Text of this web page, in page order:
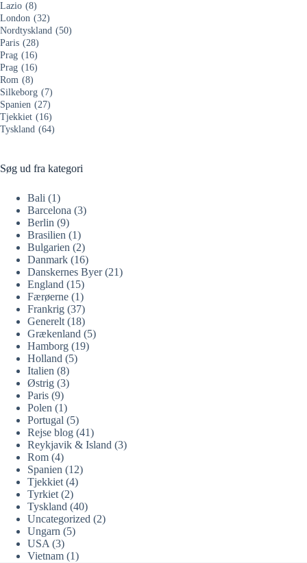
Lazio (8)
London (32)
Nordtyskland (50)
Paris (28)
Prag (16)
Prag (16)
Rom (8)
Silkeborg (7)
Spanien (27)
Tjekkiet (16)
Tyskland (64)
Søg ud fra kategori
Bali (1)
Barcelona (3)
Berlin (9)
Brasilien (1)
Bulgarien (2)
Danmark (16)
Danskernes Byer(21)
England (15)
Færøerne (1)
Frankrig (37)
Generelt (18)
Grækenland (5)
Hamborg (19)
Holland (5)
Italien (8)
Østrig (3)
Paris (9)
Polen (1)
Portugal (5)
Rejse blog (41)
Reykjavik & Island (3)
Rom (4)
Spanien (12)
Tjekkiet (4)
Tyrkiet (2)
Tyskland (40)
Uncategorized (2)
Ungarn (5)
USA (3)
Vietnam (1)